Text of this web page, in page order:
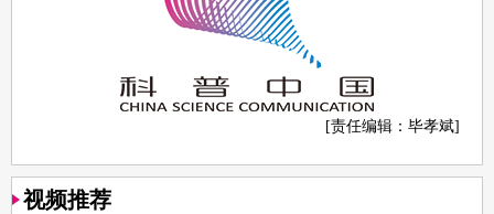
[责任编辑：毕孝斌]
视频推荐